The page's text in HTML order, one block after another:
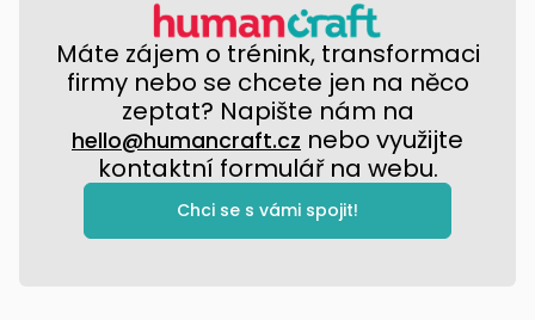
Máte zájem o trénink, transformaci
firmy nebo se chcete jen na něco
zeptat? Napište nám na
hello@humancraft.cz nebo využijte
kontaktní formulář na webu.
Chci se s vámi spojit!